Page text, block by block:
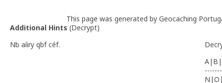
This page was generated by Geocaching
Additional Hints (Decrypt)
Nb aíiry qbf céf.